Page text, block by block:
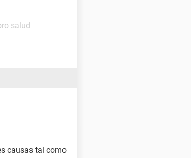
salud
causas tal como